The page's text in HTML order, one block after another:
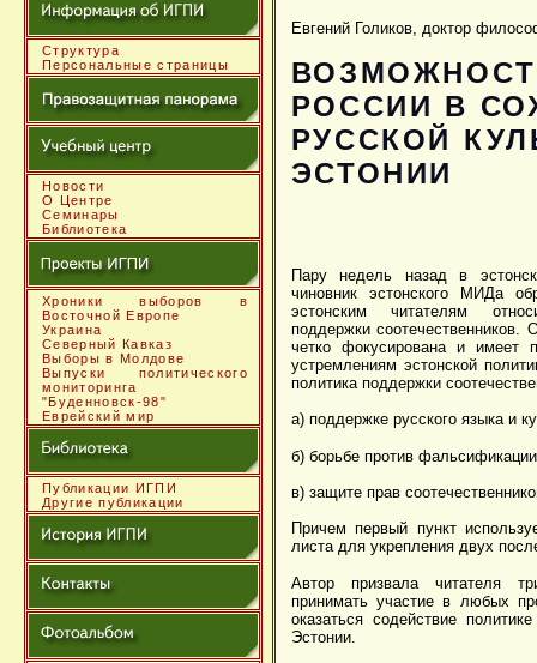
Структура
Персональные страницы
Новости
О Центре
Семинары
Библиотека
Хроники выборов в
Восточной Европе
Украина
Северный Кавказ
Выборы в Молдове
Выпуски политического
мониторинга
"Буденновск-98"
Еврейский мир
Публикации ИГПИ
Другие публикации
Евгений Голиков, доктор
РОССИИ В
РУССКОЙ
ЭСТОНИИ
Пару недель назад в
чиновник эстонского МИДа
эстонским читателям
поддержки соотечественников.
четко фокусирована и имеет
устремлениям эстонской
политика поддержки
а) поддержке русского языка и
б) борьбе против
в) защите прав
Причем первый пункт
листа для укрепления двух
Автор призвала читателя
принимать участие в любых
оказаться содействие
Эстонии.